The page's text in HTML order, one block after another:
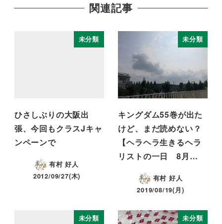
関連記事
未分類
ひさしぶりの大阪出
張、今回もクラスJキャ
ンペーンで
有村 好人
2012/09/27(木)
未分類
キングダム55巻が出た
けど、まだ読めない？
【ヘラヘラ生きるヘラ
リストの一日 8月…
有村 好人
2019/08/19(月)
未分類 未分類